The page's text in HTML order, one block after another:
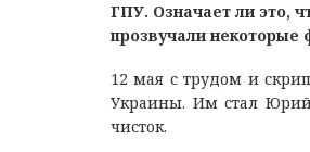
ГПУ. Означает ли это,
прозвучали некоторые
12 мая с трудом и
Украины. Им стал Юрий
чисток.